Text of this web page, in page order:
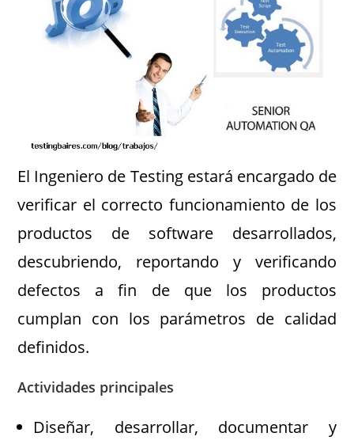
El Ingeniero de Testing estará encargado de
verificar el correcto funcionamiento de los
productos de software desarrollados,
descubriendo, reportando y verificando
defectos a fin de que los productos
cumplan con los parámetros de calidad
definidos.
Actividades principales
Diseñar, desarrollar, documentar y